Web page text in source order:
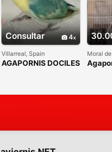
Consultar 4
Villarreal, Spain
AGAPORNIS DOCILES
Moral